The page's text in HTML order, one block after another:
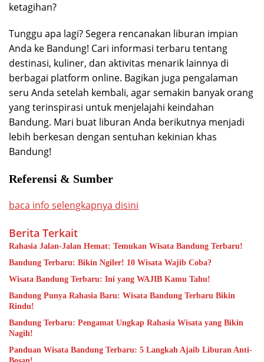
ketagihan?
Tunggu apa lagi? Segera rencanakan liburan impian
Anda ke Bandung! Cari informasi terbaru tentang
destinasi, kuliner, dan aktivitas menarik lainnya di
berbagai platform online. Bagikan juga pengalaman
seru Anda setelah kembali, agar semakin banyak orang
yang terinspirasi untuk menjelajahi keindahan
Bandung. Mari buat liburan Anda berikutnya menjadi
lebih berkesan dengan sentuhan kekinian khas
Bandung!
Referensi & Sumber
baca info selengkapnya disini
Berita Terkait
Rahasia Jalan-Jalan Hemat: Temukan Wisata Bandung Terbaru!
Bandung Terbaru: Bikin Ngiler! 10 Wisata Wajib Coba?
Wisata Bandung Terbaru: Ini yang WAJIB Kamu Tahu!
Bandung Punya Rahasia Baru: Wisata Bandung Terbaru Bikin
Rindu!
Bandung Terbaru: Pengamat Ungkap Rahasia Wisata yang Bikin
Nagih!
Panduan Wisata Bandung Terbaru: 5 Langkah Ajaib Liburan Anti-